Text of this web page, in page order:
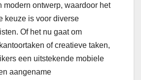
modern ontwerp, waardoor het
keuze is voor diverse
Of het nu gaat om
of creatieve taken,
een uitstekende mobiele
aangename